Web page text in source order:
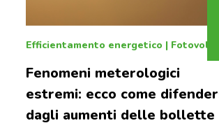
Efficientamento energetico |
Fenomeni meterologici
estremi: ecco come
dagli aumenti delle bollette